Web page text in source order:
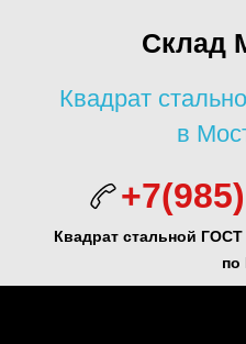
Склад
Квадрат
в
Квадрат стальной